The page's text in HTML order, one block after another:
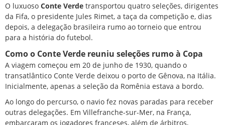
O luxuoso Conte Verde transportou quatro seleções, dirigentes
da Fifa, o presidente Jules Rimet, a taça da competição e, dias
depois, a delegação brasileira rumo ao torneio que entrou
para a história do futebol.
Como o Conte Verde reuniu seleções rumo à Copa
A viagem começou em 20 de junho de 1930, quando o
transatlântico Conte Verde deixou o porto de Gênova, na Itália.
Inicialmente, apenas a seleção da Romênia estava a bordo.
Ao longo do percurso, o navio fez novas paradas para receber
outras delegações. Em Villefranche-sur-Mer, na França,
embarcaram os jogadores franceses, além de árbitros,